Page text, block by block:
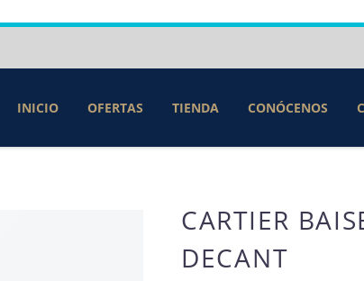
INICIO OFERTAS TIENDA CONÓCENOS
CARTIER
DECANT